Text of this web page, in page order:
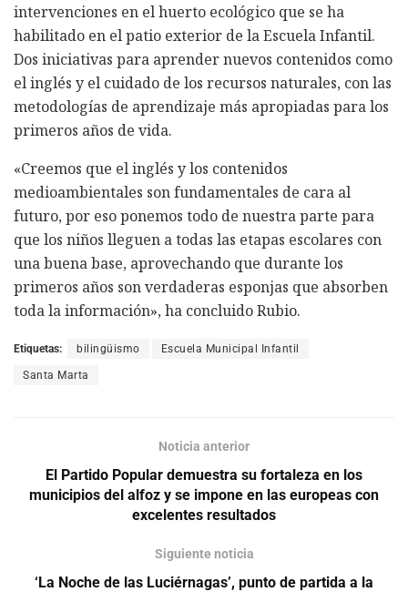
intervenciones en el huerto ecológico que se ha
habilitado en el patio exterior de la Escuela Infantil.
Dos iniciativas para aprender nuevos contenidos como
el inglés y el cuidado de los recursos naturales, con las
metodologías de aprendizaje más apropiadas para los
primeros años de vida.
«Creemos que el inglés y los contenidos
medioambientales son fundamentales de cara al
futuro, por eso ponemos todo de nuestra parte para
que los niños lleguen a todas las etapas escolares con
una buena base, aprovechando que durante los
primeros años son verdaderas esponjas que absorben
toda la información», ha concluido Rubio.
Etiquetas: bilingüismo Escuela Municipal Infantil
Santa Marta
Noticia anterior
El Partido Popular demuestra su fortaleza en los
municipios del alfoz y se impone en las europeas con
excelentes resultados
Siguiente noticia
‘La Noche de las Luciérnagas’, punto de partida a la